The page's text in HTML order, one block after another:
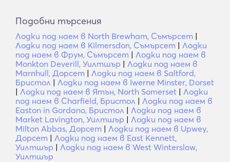
Подобни търсения
Лодки под наем в North Brewham, Съмърсет |
Лодки под наем в Kilmersdon, Съмърсет | Лодки
под наем в Фрум, Съмърсет | Лодки под наем в
Monkton Deverill, Уилтшър | Лодки под наем в
Marnhull, Дорсет | Лодки под наем в Saltford,
Бристол | Лодки под наем в Iwerne Minster, Dorset
| Лодки под наем в Ятън, North Somerset | Лодки
под наем в Charfield, Бристол | Лодки под наем в
Easton in Gordano, Бристол | Лодки под наем в
Market Lavington, Уилтшър | Лодки под наем в
Milton Abbas, Дорсет | Лодки под наем в Upwey,
Дорсет | Лодки под наем в East Kennett,
Уилтшър | Лодки под наем в West Winterslow,
Уилтшър